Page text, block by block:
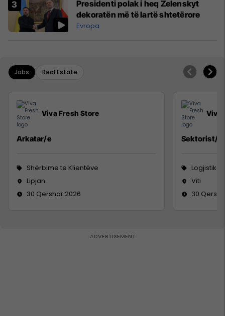
Presidenti polak i heq Zelenskyt
dekoratën më të lartë shtetërore
Evropa
Jobs Real Estate
Viva Fresh Store
Arkatar/e
Shërbime te Klientëve
Lipjan
30 Qershor 2026
Viva
Sektorist/e
Logjistikë
Viti
30